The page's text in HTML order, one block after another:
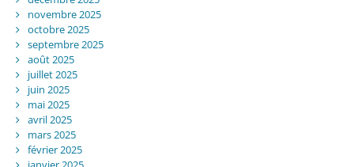
novembre 2025
octobre 2025
septembre 2025
août 2025
juillet 2025
juin 2025
mai 2025
avril 2025
mars 2025
février 2025